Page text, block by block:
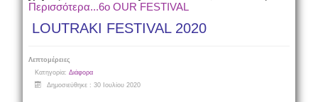
Περισσότερα...6ο OUR FESTIVAL
LOUTRAKI FESTIVAL 2020
Λεπτομέρειες
Κατηγορία: Διάφορα
Δημοσιεύθηκε : 30 Ιουλίου 2020